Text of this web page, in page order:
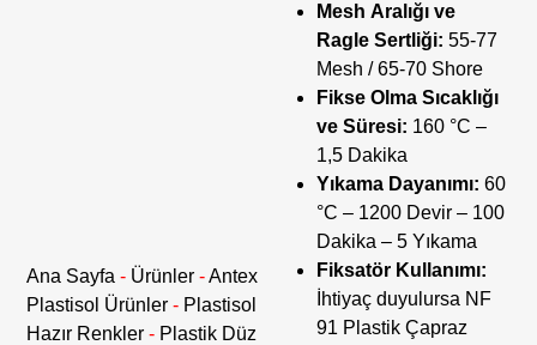
Ana Sayfa - Ürünler -Antex
Plastisol Ürünler - Plastisol
Hazır Renkler - Plastik Düz
Mesh Aralığı ve
Ragle Sertliği: 55-77
Mesh / 65-70 Shore
Fikse Olma Sıcaklığı
ve Süresi: 160 °C –
1,5 Dakika
Yıkama Dayanımı: 60
°C – 1200 Devir – 100
Dakika – 5 Yıkama
Fiksatör Kullanımı:
İhtiyaç duyulursa NF
91 Plastik Çapraz